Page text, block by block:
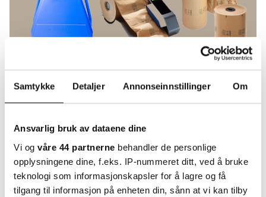
Samtykke Detaljer Annonseinnstillinger Om
Ansvarlig bruk av dataene dine
Vi og våre 44 partnerne behandler de personlige
opplysningene dine, f.eks. IP-nummeret ditt, ved å bruke
teknologi som informasjonskapsler for å lagre og få
tilgang til informasjon på enheten din, sånn at vi kan tilby
Automatisering med
støtdempingsmaskiner
For å ytterligere effektivisere emballasjeprosessen
tilbyr Boxon støtdempingsmaskiner som
produserer beskyttelsesmateriale direkte på stedet.
Disse maskinene reduserer behovet for å lagre